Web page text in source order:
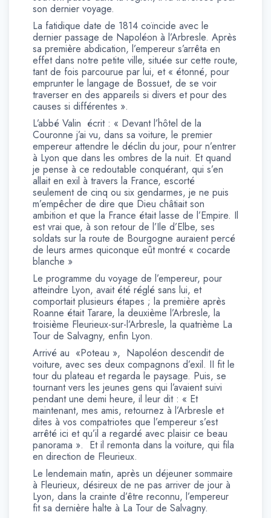
son dernier voyage.
La fatidique date de 1814 coïncide avec le
dernier passage de Napoléon à l’Arbresle. Après
sa première abdication, l’empereur s’arrêta en
effet dans notre petite ville, située sur cette route,
tant de fois parcourue par lui, et « étonné, pour
emprunter le langage de Bossuet, de se voir
traverser en des appareils si divers et pour des
causes si différentes ».
L’abbé Valin écrit : « Devant l’hôtel de la
Couronne j’ai vu, dans sa voiture, le premier
empereur attendre le déclin du jour, pour n’entrer
à Lyon que dans les ombres de la nuit. Et quand
je pense à ce redoutable conquérant, qui s’en
allait en exil à travers la France, escorté
seulement de cinq ou six gendarmes, je ne puis
m’empêcher de dire que Dieu châtiait son
ambition et que la France était lasse de l’Empire. Il
est vrai que, à son retour de l’Ile d’Elbe, ses
soldats sur la route de Bourgogne auraient percé
de leurs armes quiconque eût montré « cocarde
blanche »
Le programme du voyage de l’empereur, pour
atteindre Lyon, avait été réglé sans lui, et
comportait plusieurs étapes ; la première après
Roanne était Tarare, la deuxième l’Arbresle, la
troisième Fleurieux-sur-l’Arbresle, la quatrième La
Tour de Salvagny, enfin Lyon.
Arrivé au «Poteau », Napoléon descendit de
voiture, avec ses deux compagnons d’exil. II fit le
tour du plateau et regarda le paysage. Puis, se
tournant vers les jeunes gens qui l’avaient suivi
pendant une demi heure, il leur dit : « Et
maintenant, mes amis, retournez à l’Arbresle et
dites à vos compatriotes que l’empereur s’est
arrêté ici et qu’il a regardé avec plaisir ce beau
panorama ». Et il remonta dans la voiture, qui fila
en direction de Fleurieux.
Le lendemain matin, après un déjeuner sommaire
à Fleurieux, désireux de ne pas arriver de jour à
Lyon, dans la crainte d’être reconnu, l’empereur
fit sa dernière halte à La Tour de Salvagny.